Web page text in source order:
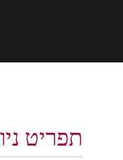
תפריט